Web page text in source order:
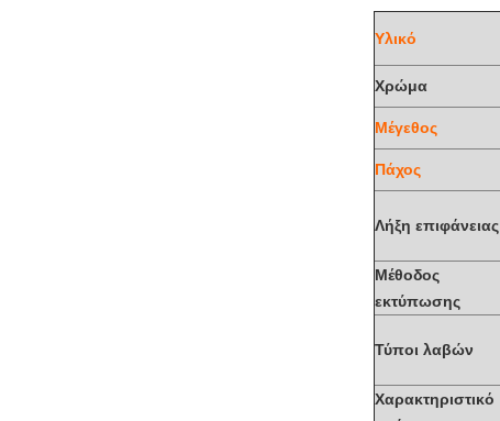
Υλικό
Χρώμα
Μέγεθος
Πάχος
Λήξη επιφάνειας
Μέθοδος
εκτύπωσης
Τύποι λαβών
Χαρακτηριστικό